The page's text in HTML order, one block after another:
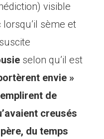
visible
sème et
selon qu’il est
envie »
de
creusés
du temps